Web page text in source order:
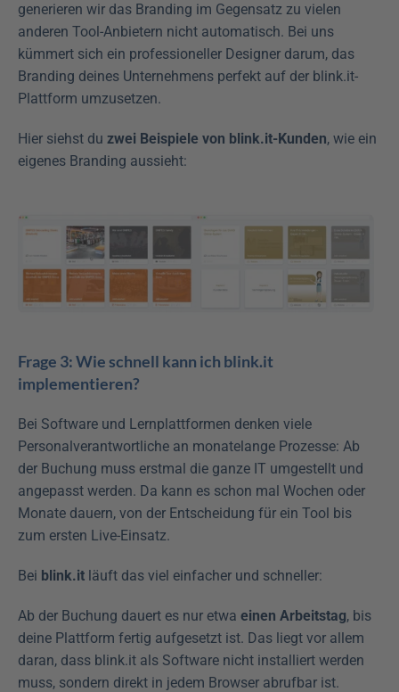
generieren wir das Branding im Gegensatz zu vielen
anderen Tool-Anbietern nicht automatisch. Bei uns
kümmert sich ein professioneller Designer darum, das
Branding deines Unternehmens perfekt auf der blink.it-
Plattform umzusetzen.
Hier siehst du zwei Beispiele von blink.it-Kunden, wie ein
eigenes Branding aussieht:
Frage 3: Wie schnell kann ich blink.it
implementieren?
Bei Software und Lernplattformen denken viele
Personalverantwortliche an monatelange Prozesse: Ab
der Buchung muss erstmal die ganze IT umgestellt und
angepasst werden. Da kann es schon mal Wochen oder
Monate dauern, von der Entscheidung für ein Tool bis
zum ersten Live-Einsatz.
Bei blink.it läuft das viel einfacher und schneller:
Ab der Buchung dauert es nur etwa einen Arbeitstag, bis
deine Plattform fertig aufgesetzt ist. Das liegt vor allem
daran, dass blink.it als Software nicht installiert werden
muss, sondern direkt in jedem Browser abrufbar ist.